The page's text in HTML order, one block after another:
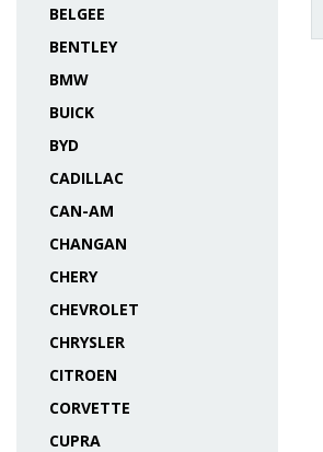
BELGEE
BENTLEY
BMW
BUICK
BYD
CADILLAC
CAN-AM
CHANGAN
CHERY
CHEVROLET
CHRYSLER
CITROEN
CORVETTE
CUPRA